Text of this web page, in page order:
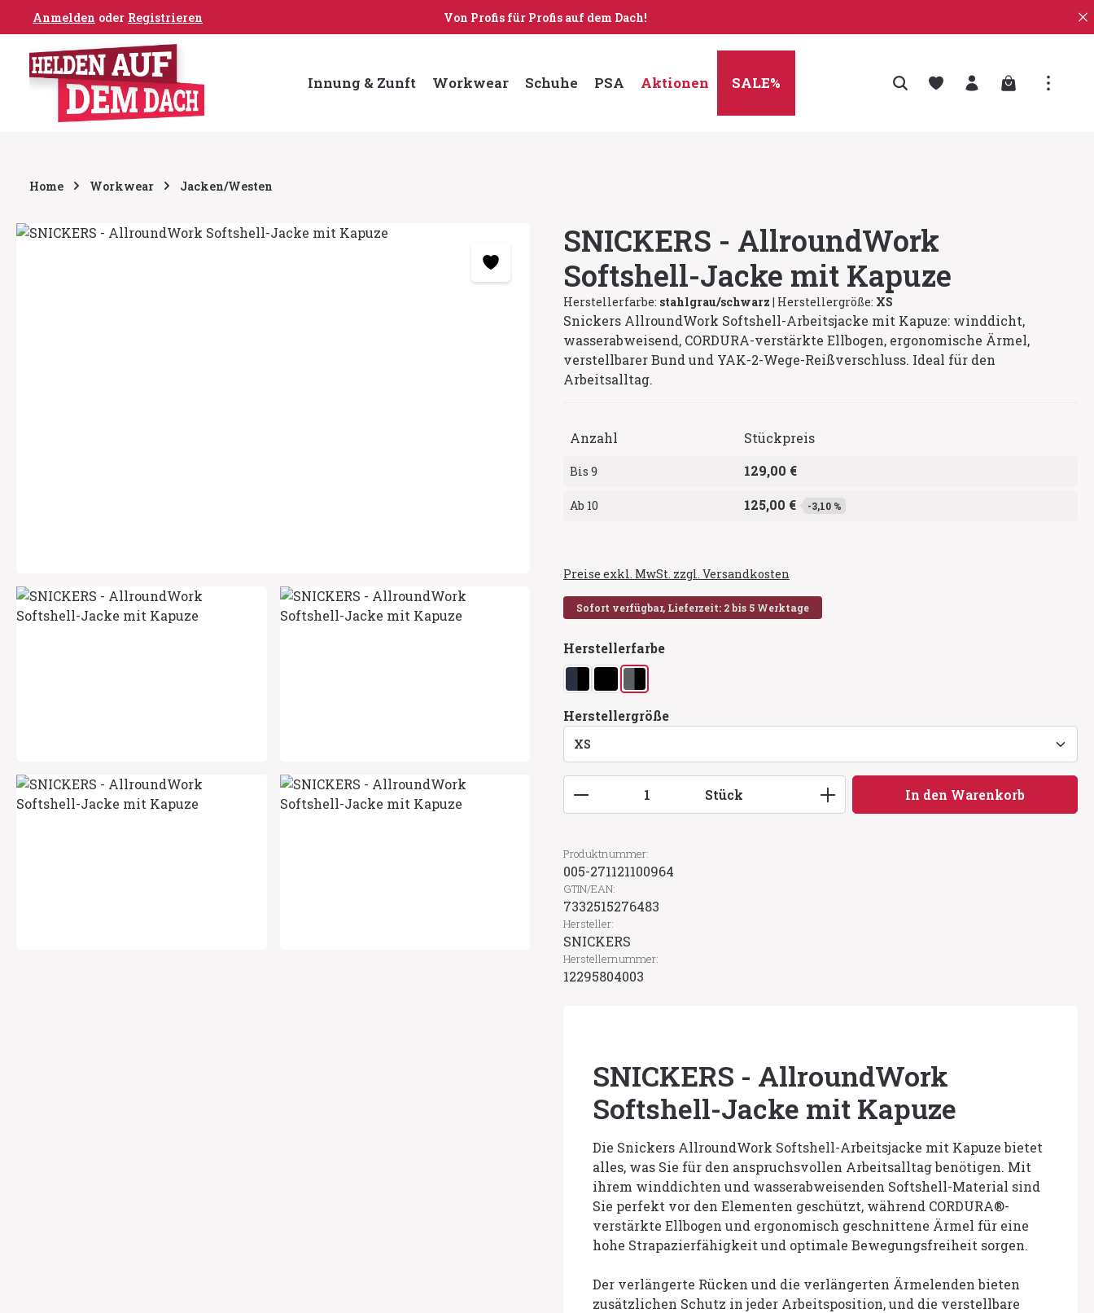
Hauptinhalt springen
Zur Hauptnavigation springen
Anmelden oder Registrieren Von Profis für Profis auf dem Dach!
Innung & Zunft Workwear Schuhe PSA Aktionen SALE% Warenkorb
Home Workwear Jacken/Westen
Bildergalerie überspringen
SNICKERS - AllroundWork
Softshell-Jacke mit Kapuze
Herstellerfarbe: stahlgrau/schwarz | Herstellergröße: XS
Snickers AllroundWork Softshell-Arbeitsjacke mit Kapuze: winddicht,
wasserabweisend, CORDURA-verstärkte Ellbogen, ergonomische Ärmel,
verstellbarer Bund und YAK-2-Wege-Reißverschluss. Ideal für den
Arbeitsalltag.
Anzahl Stückpreis
Bis 9 129,00 €
Ab 10 125,00 € -3,10 %
Preise exkl. MwSt. zzgl. Versandkosten
Sofort verfügbar, Lieferzeit: 2 bis 5 Werktage
Herstellerfarbeauswählen
navy/schwarz
schwarzstahlgrau/schwarz
Herstellergrößeauswählen
Produkt Anzahl: Gib den gewünschten Wert ein oder
Stück In den Warenkorb
Produktnummer:
005-271121100964
GTIN/EAN:
7332515276483
Hersteller:
SNICKERS
Herstellernummer:
12295804003
SNICKERS - AllroundWork
Softshell-Jacke mit Kapuze
Die Snickers AllroundWork Softshell-Arbeitsjacke mit Kapuze bietet
alles, was Sie für den anspruchsvollen Arbeitsalltag benötigen. Mit
ihrem winddichten und wasserabweisenden Softshell-Material sind
Sie perfekt vor den Elementen geschützt, während CORDURA®-
verstärkte Ellbogen und ergonomisch geschnittene Ärmel für eine
hohe Strapazierfähigkeit und optimale Bewegungsfreiheit sorgen.
Der verlängerte Rücken und die verlängerten Ärmelenden bieten
zusätzlichen Schutz in jeder Arbeitsposition, und die verstellbare